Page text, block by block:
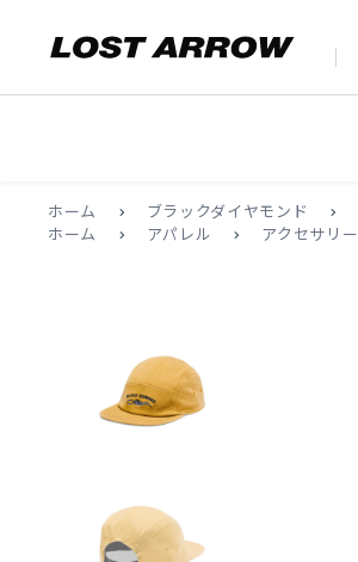
ホーム > ブラックダイヤモンド >
ホーム
> アパレル > アクセサリー